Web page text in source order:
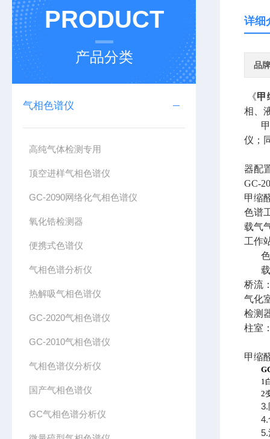
PRODUCT
产品分类
气相色谱仪
高纯气体检测专用
顶空进样气相色谱仪
GC-2090网络化气相色谱仪
氧化锆检测器
便携式色谱仪
气相色谱分析仪
热解吸气相色谱仪
GC-2020气相色谱仪
GC-2010气相色谱仪
气相色谱仪分析仪
国产气相色谱仪
GC气相色谱分析仪
详细
品牌
《甲
相、
仪；
器配
GC-
甲
色
载
工
桥流
气化
检测
柱室
甲缩
1
2
3.
4.
5.